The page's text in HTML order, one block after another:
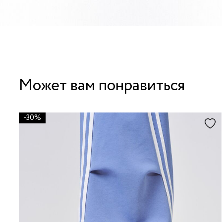
Может вам понравиться
-30%